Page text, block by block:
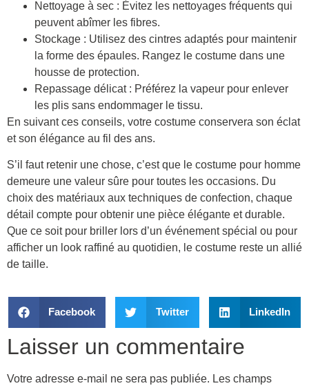
Nettoyage à sec : Évitez les nettoyages fréquents qui
peuvent abîmer les fibres.
Stockage : Utilisez des cintres adaptés pour maintenir
la forme des épaules. Rangez le costume dans une
housse de protection.
Repassage délicat : Préférez la vapeur pour enlever
les plis sans endommager le tissu.
En suivant ces conseils, votre costume conservera son éclat
et son élégance au fil des ans.
S’il faut retenir une chose, c’est que le costume pour homme
demeure une valeur sûre pour toutes les occasions. Du
choix des matériaux aux techniques de confection, chaque
détail compte pour obtenir une pièce élégante et durable.
Que ce soit pour briller lors d’un événement spécial ou pour
afficher un look raffiné au quotidien, le costume reste un allié
de taille.
Facebook Twitter LinkedIn
Laisser un commentaire
Votre adresse e-mail ne sera pas publiée. Les champs